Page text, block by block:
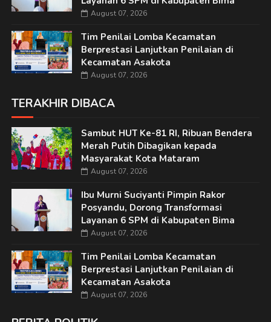
August 07, 2026
Tim Penilai Lomba Kecamatan
Berprestasi Lanjutkan Penilaian di
Kecamatan Asakota
August 07, 2026
TERAKHIR DIBACA
Sambut HUT Ke-81 RI, Ribuan Bendera
Merah Putih Dibagikan kepada
Masyarakat Kota Mataram
August 07, 2026
Ibu Murni Suciyanti Pimpin Rakor
Posyandu, Dorong Transformasi
Layanan 6 SPM di Kabupaten Bima
August 07, 2026
Tim Penilai Lomba Kecamatan
Berprestasi Lanjutkan Penilaian di
Kecamatan Asakota
August 07, 2026